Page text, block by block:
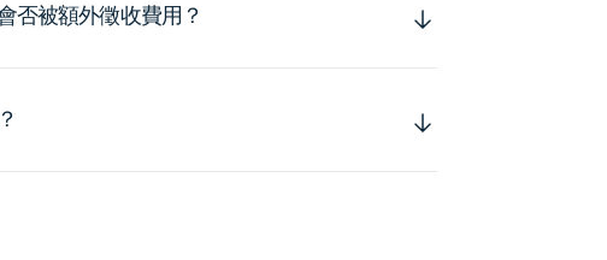
否被額外徵收費用？